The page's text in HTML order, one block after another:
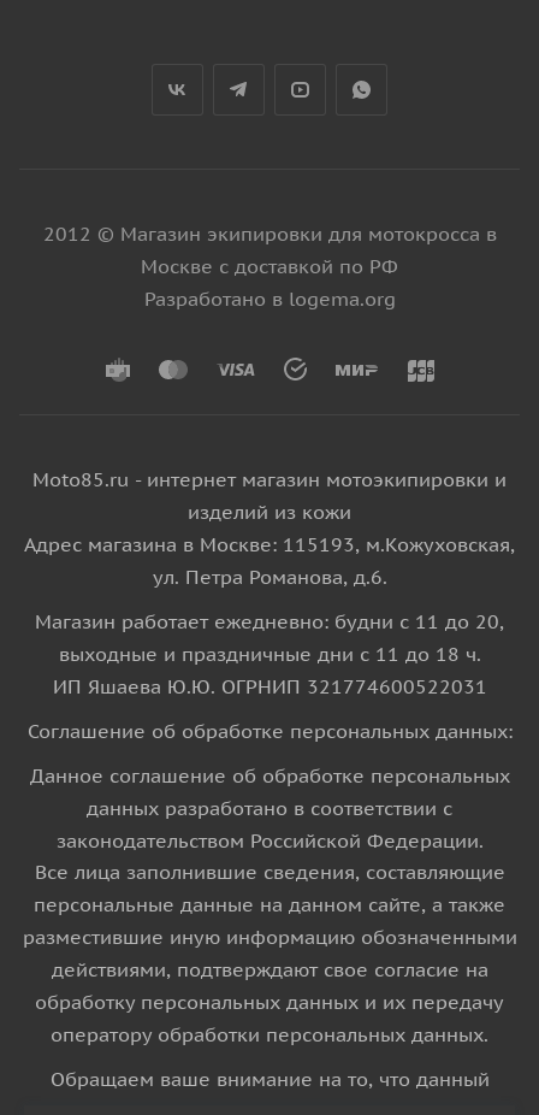
2012 © Магазин экипировки для мотокросса в
Москве с доставкой по РФ
Разработано в logema.org
Moto85.ru - интернет магазин мотоэкипировки и
изделий из кожи
Адрес магазина в Москве: 115193, м.Кожуховская,
ул. Петра Романова, д.6.
Магазин работает ежедневно: будни с 11 до 20,
выходные и праздничные дни с 11 до 18 ч.
ИП Яшаева Ю.Ю. ОГРНИП 321774600522031
Соглашение об обработке персональных данных:
Данное соглашение об обработке персональных
данных разработано в соответствии с
законодательством Российской Федерации.
Все лица заполнившие сведения, составляющие
персональные данные на данном сайте, а также
разместившие иную информацию обозначенными
действиями, подтверждают свое согласие на
обработку персональных данных и их передачу
оператору обработки персональных данных.
Обращаем ваше внимание на то, что данный